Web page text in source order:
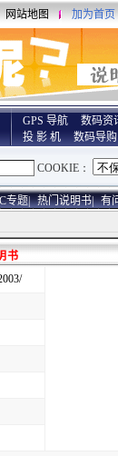
网站地图 加为首页
GPS 导航 数码资
投 影 机
数码导购
专题| 热门说明书| 有
书